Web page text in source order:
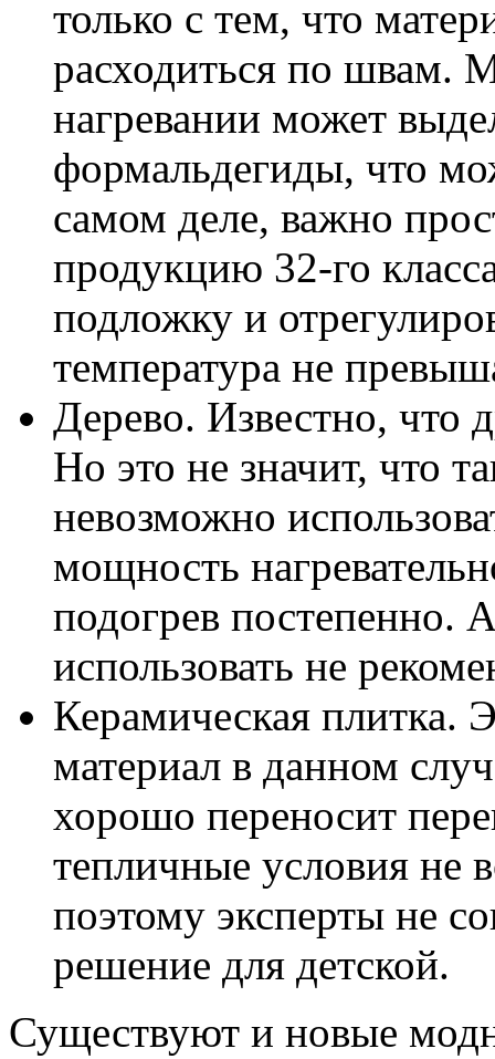
только с тем, что
расходиться по швам.
нагревании может
формальдегиды, что
самом деле, важно
продукцию 32-го
подложку и
температура не
Дерево. Известно, что
Но это не значит, что
невозможно
мощность
подогрев постепенно.
использовать не
Керамическая плитка.
материал в данном
хорошо переносит
тепличные условия не
поэтому эксперты не
решение для детской.
Существуют и новые